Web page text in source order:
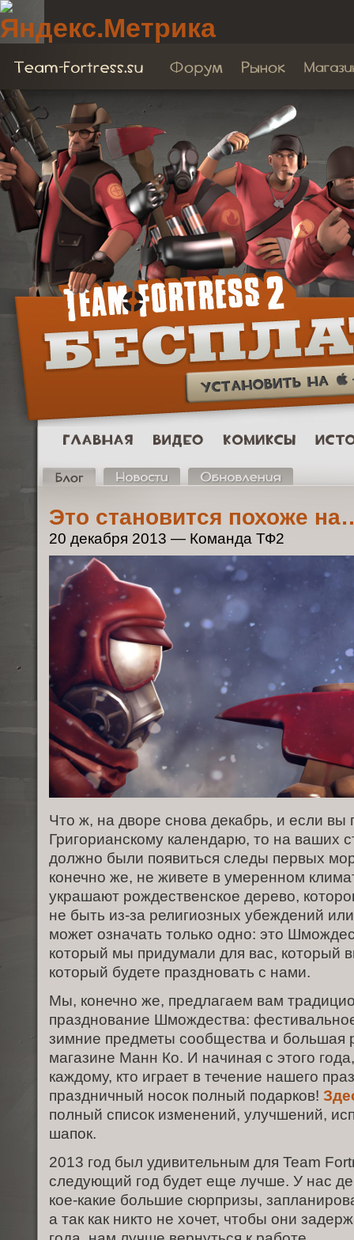
Это становится похоже
20 декабря 2013 — Команда ТФ2
Что ж, на дворе снова декабрь, и если вы
Григорианскому календарю, то на ваших
должно были появиться следы первых
конечно же, не живете в умеренном
украшают рождественское дерево,
не быть из-за религиозных убеждений
может означать только одно: это
который мы придумали для вас, который
который будете праздновать с нами.
Мы, конечно же, предлагаем вам
празднование Шмождества:
зимние предметы сообщества и большая
магазине Манн Ко. И начиная с этого
каждому, кто играет в течение нашего
праздничный носок полный подарков!
полный список изменений, улучшений,
шапок.
2013 год был удивительным для Team
следующий год будет еще лучше. У нас
кое-какие большие сюрпризы,
а так как никто не хочет, чтобы они